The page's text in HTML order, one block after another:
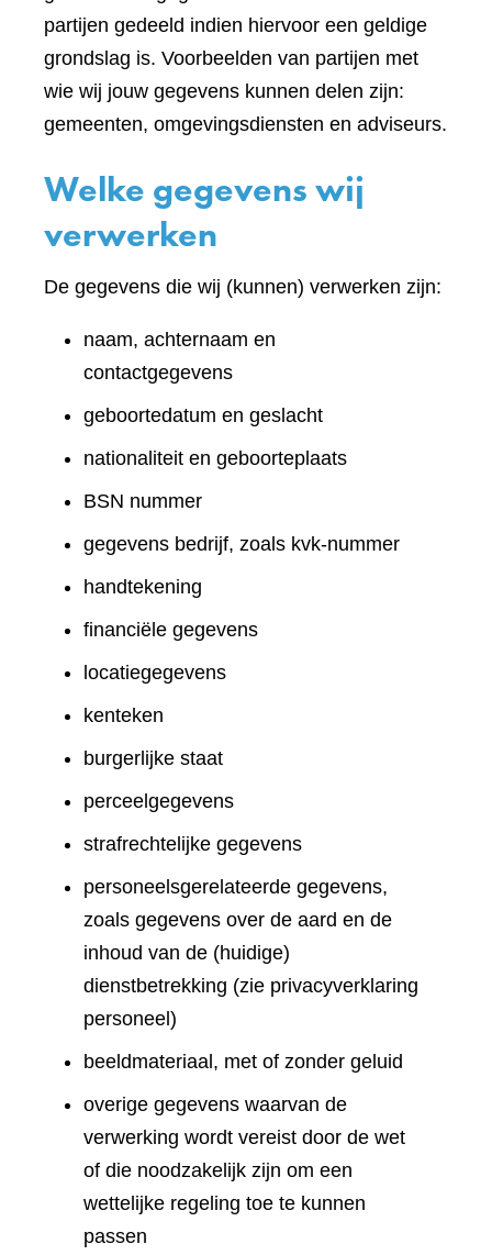
partijen gedeeld indien hiervoor een geldige
grondslag is. Voorbeelden van partijen met
wie wij jouw gegevens kunnen delen zijn:
gemeenten, omgevingsdiensten en adviseurs.
Welke gegevens wij
verwerken
De gegevens die wij (kunnen) verwerken zijn:
naam, achternaam en
contactgegevens
geboortedatum en geslacht
nationaliteit en geboorteplaats
BSN nummer
gegevens bedrijf, zoals kvk-nummer
handtekening
financiële gegevens
locatiegegevens
kenteken
burgerlijke staat
perceelgegevens
strafrechtelijke gegevens
personeelsgerelateerde gegevens,
zoals gegevens over de aard en de
inhoud van de (huidige)
dienstbetrekking (zie privacyverklaring
personeel)
beeldmateriaal, met of zonder geluid
overige gegevens waarvan de
verwerking wordt vereist door de wet
of die noodzakelijk zijn om een
wettelijke regeling toe te kunnen
passen